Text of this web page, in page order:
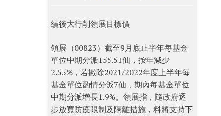
績後大行削領展目標價
領展（00823）截至9月底止半年每基金
單位中期分派155.51仙，按年減少
2.55%，若撇除2021/2022年度上半年每
基金單位酌情分派7仙，期內每基金單位
中期分派增長1.9%。領展指，隨政府逐
步放寬防疫限制及隔離措施，料將支持下